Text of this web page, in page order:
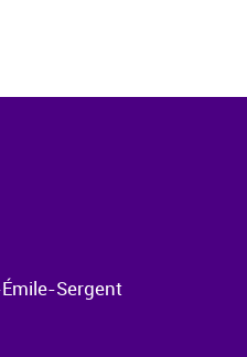
Sergent